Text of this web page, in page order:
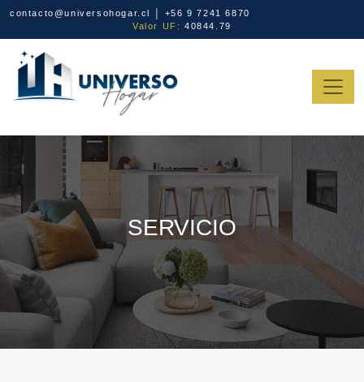
contacto@universohogar.cl │ +56 9 7241 6870
Valor UF:40844.79
SERVICIO